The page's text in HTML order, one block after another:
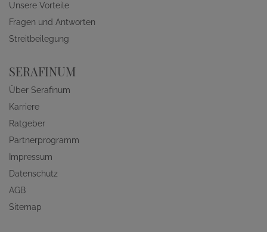
Unsere Vorteile
Fragen und Antworten
Streitbeilegung
SERAFINUM
Über Serafinum
Karriere
Ratgeber
Partnerprogramm
Impressum
Datenschutz
AGB
Sitemap